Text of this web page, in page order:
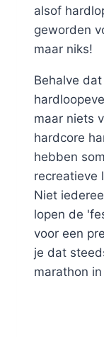
alsof
geworden
maar niks!
Behalve
maar niets
hardcore
hebben
recreatieve
Niet
lopen de
voor een
je dat
marathon